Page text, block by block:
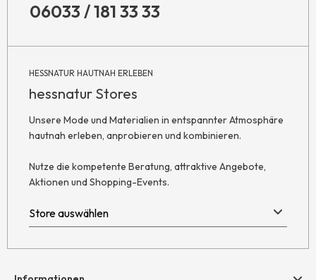
06033 / 181 33 33
HESSNATUR HAUTNAH ERLEBEN
hessnatur Stores
Unsere Mode und Materialien in entspannter Atmosphäre
hautnah erleben, anprobieren und kombinieren.
Nutze die kompetente Beratung, attraktive Angebote,
Aktionen und Shopping-Events.